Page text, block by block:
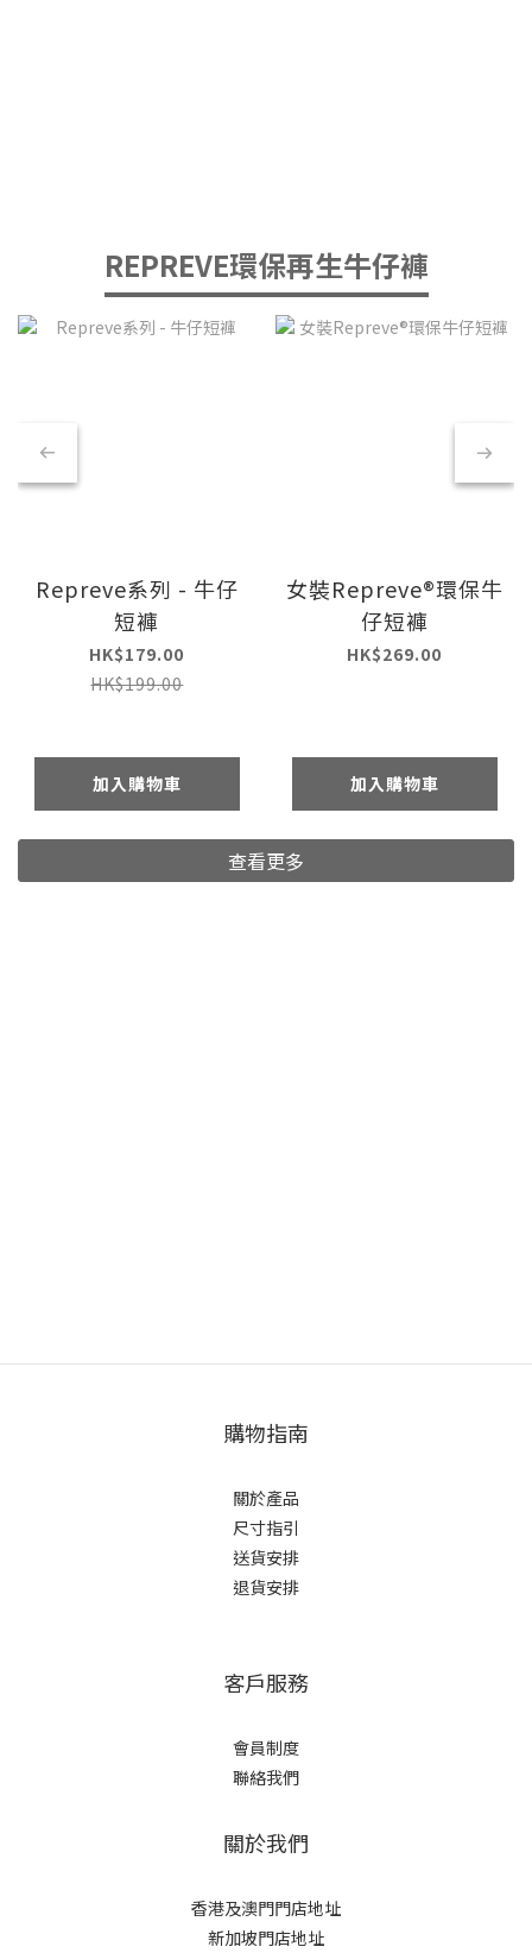
REPREVE環保再生牛仔褲
Repreve系列 - 牛仔
短褲
HK$179.00
HK$199.00
加入購物車
女裝Repreve®環保牛
仔短褲
HK$269.00
加入購物車
查看更多
購物指南
關於產品
尺寸指引
送貨安排
退貨安排
客戶服務
會員制度
聯絡我們
關於我們
香港及澳門門店地址
新加坡門店地址